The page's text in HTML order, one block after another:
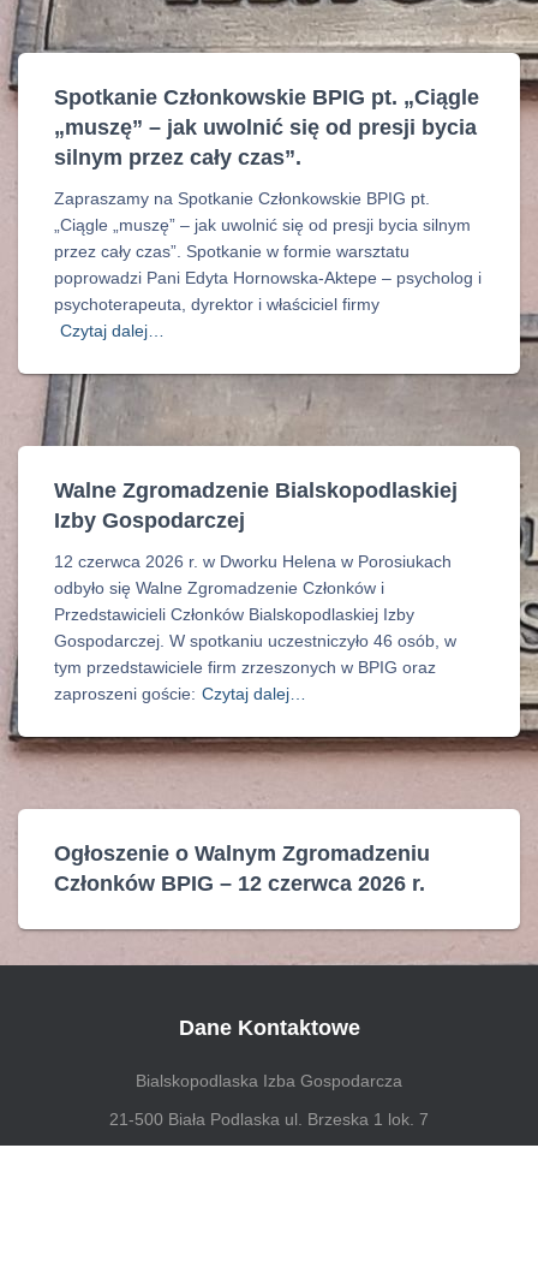
Spotkanie Członkowskie BPIG pt. „Ciągle
„muszę” – jak uwolnić się od presji bycia
silnym przez cały czas”.
Zapraszamy na Spotkanie Członkowskie BPIG pt.
„Ciągle „muszę” – jak uwolnić się od presji bycia silnym
przez cały czas”. Spotkanie w formie warsztatu
poprowadzi Pani Edyta Hornowska-Aktepe – psycholog i
psychoterapeuta, dyrektor i właściciel firmy
Czytaj dalej…
Walne Zgromadzenie Bialskopodlaskiej
Izby Gospodarczej
12 czerwca 2026 r. w Dworku Helena w Porosiukach
odbyło się Walne Zgromadzenie Członków i
Przedstawicieli Członków Bialskopodlaskiej Izby
Gospodarczej. W spotkaniu uczestniczyło 46 osób, w
tym przedstawiciele firm zrzeszonych w BPIG oraz
zaproszeni goście: Czytaj dalej…
Ogłoszenie o Walnym Zgromadzeniu
Członków BPIG – 12 czerwca 2026 r.
Dane Kontaktowe
Bialskopodlaska Izba Gospodarcza
21-500 Biała Podlaska ul. Brzeska 1 lok. 7